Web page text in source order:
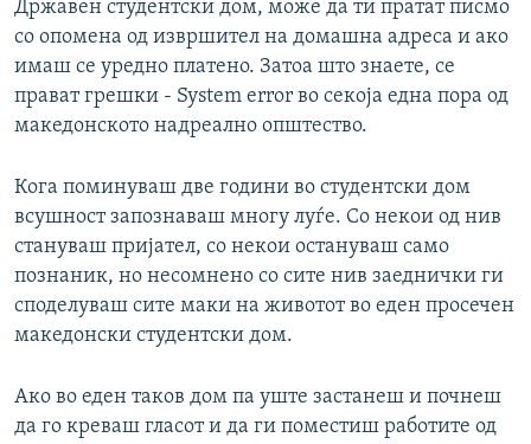
Државен студентски дом, може да ти пратат писмо
со опомена од извршител на домашна адреса и ако
имаш се уредно платено. Затоа што знаете, се
прават грешки - System error во секоја една пора од
македонското надреално општество.
Кога поминуваш две години во студентски дом
всушност запознаваш многу луѓе. Со некои од нив
стануваш пријател, со некои остануваш само
познаник, но несомнено со сите нив заеднички ги
споделуваш сите маки на животот во еден просечен
македонски студентски дом.
Ако во еден таков дом па уште застанеш и почнеш
да го креваш гласот и да ги поместиш работите од